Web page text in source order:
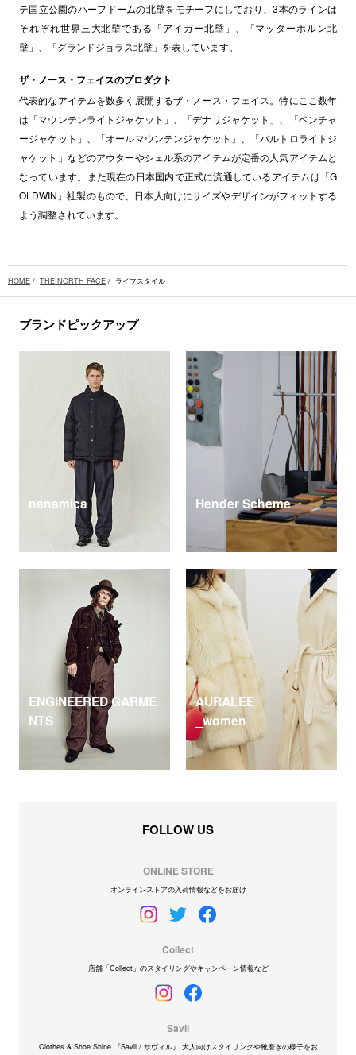
テ国立公園のハーフドームの北壁をモチーフにしており、3本のラインは
それぞれ世界三大北壁である「アイガー北壁」、「マッターホルン北
壁」、「グランドジョラス北壁」を表しています。
ザ・ノース・フェイスのプロダクト
代表的なアイテムを数多く展開するザ・ノース・フェイス。特にここ数年
は「マウンテンライトジャケット」、「デナリジャケット」、「ベンチャ
ージャケット」、「オールマウンテンジャケット」、「バルトロライトジ
ャケット」などのアウターやシェル系のアイテムが定番の人気アイテムと
なっています。また現在の日本国内で正式に流通しているアイテムは「G
OLDWIN」社製のもので、日本人向けにサイズやデザインがフィットする
よう調整されています。
HOME / THE NORTH FACE / ライフスタイル
ブランドピックアップ
nanamica Hender Scheme
ENGINEERED GARME
NTS
AURALEE
_women
FOLLOW US
ONLINE STORE
オンラインストアの入荷情報などをお届け
Collect
店舗「Collect」のスタイリングやキャンペーン情報など
Savil
Clothes & Shoe Shine 『Savil / サヴィル』 大人向けスタイリングや靴磨きの様子をお